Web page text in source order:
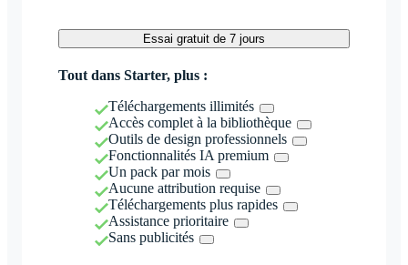
Essai gratuit de 7 jours
Tout dans Starter, plus :
Téléchargements illimités
Accès complet à la bibliothèque
Outils de design professionnels
Fonctionnalités IA premium
Un pack par mois
Aucune attribution requise
Téléchargements plus rapides
Assistance prioritaire
Sans publicités